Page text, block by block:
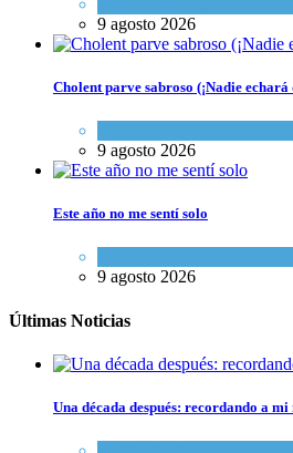
9 agosto 2026
Cholent parve sabroso (¡Nadie
9 agosto 2026
Este año no me sentí solo
9 agosto 2026
Últimas Noticias
Una década después: recordando a